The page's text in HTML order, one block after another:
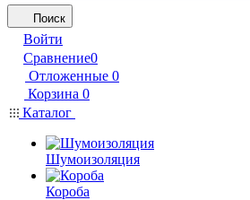
Поиск
Войти
Сравнение0
Отложенные 0
Корзина 0
Каталог
Шумоизоляция
Короба